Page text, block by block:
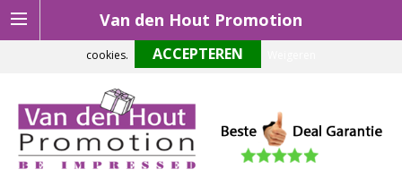
Van den Hout Promotion
Om onze website optimaal te laten functioneren maken wij gebruik van
cookies.